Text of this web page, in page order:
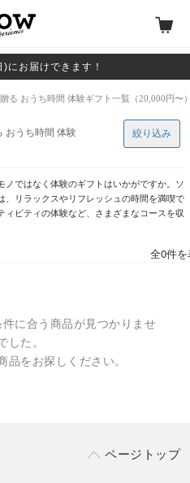
にお届けできます！
る おうち時間 体験ギフト一覧（20,000円〜
おうち時間 体験
ノではなく体験のギフトはいかがですか。ソ
、リラックスやリフレッシュの時間を満喫で
ィビティの体験など、さまざまなコースを収
絞り込み
全0件
に合う商品が見つかりませ
した。
品をお探しください。
ページトップ